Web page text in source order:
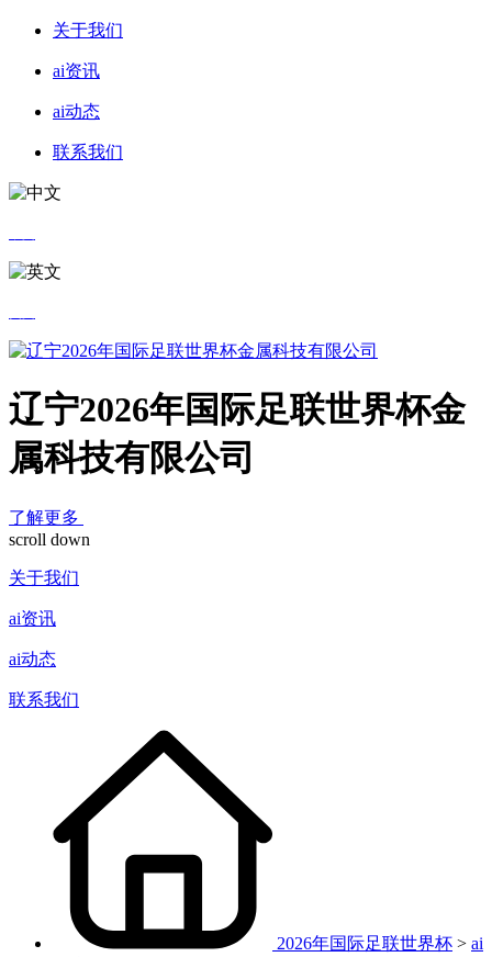
关于我们
ai资讯
ai动态
联系我们
辽宁2026年国际足联世界杯金
属科技有限公司
了解更多
scroll down
关于我们
ai资讯
ai动态
联系我们
2026年国际足联世界杯 > ai